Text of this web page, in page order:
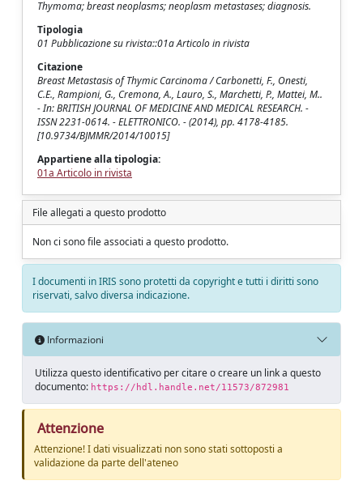
Thymoma; breast neoplasms; neoplasm metastases; diagnosis.
Tipologia
01 Pubblicazione su rivista::01a Articolo in rivista
Citazione
Breast Metastasis of Thymic Carcinoma / Carbonetti, F., Onesti,
C.E., Rampioni, G., Cremona, A., Lauro, S., Marchetti, P., Mattei, M..
- In: BRITISH JOURNAL OF MEDICINE AND MEDICAL RESEARCH. -
ISSN 2231-0614. - ELETTRONICO. - (2014), pp. 4178-4185.
[10.9734/BJMMR/2014/10015]
Appartiene alla tipologia:
01a Articolo in rivista
File allegati a questo prodotto
Non ci sono file associati a questo prodotto.
I documenti in IRIS sono protetti da copyright e tutti i diritti sono
riservati, salvo diversa indicazione.
Informazioni
Utilizza questo identificativo per citare o creare un link a questo
documento: https://hdl.handle.net/11573/872981
Attenzione
Attenzione! I dati visualizzati non sono stati sottoposti a
validazione da parte dell'ateneo